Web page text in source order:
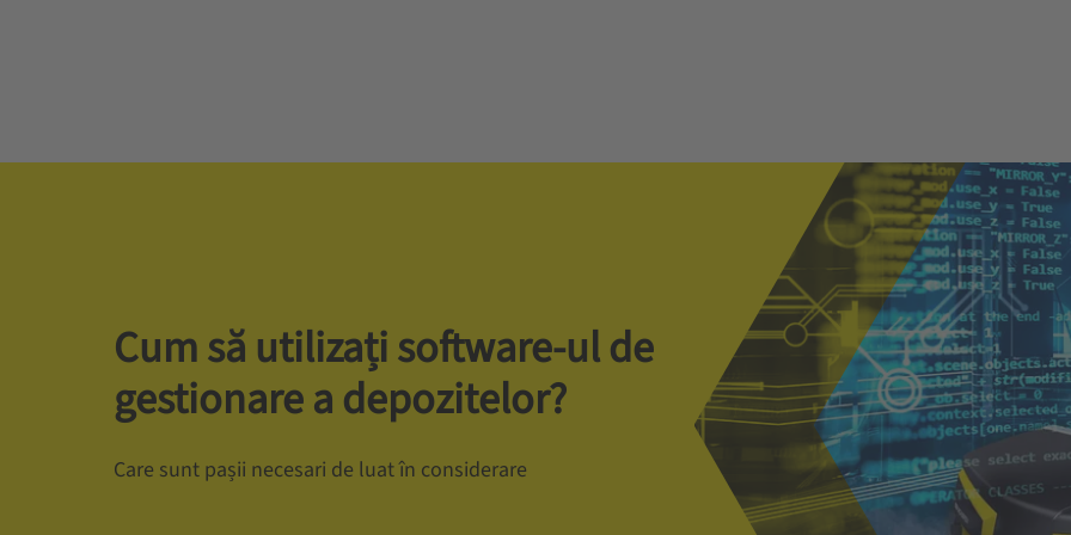
Cum să utilizați software-ul de
gestionare a depozitelor?
Care sunt pașii necesari de luat în considerare